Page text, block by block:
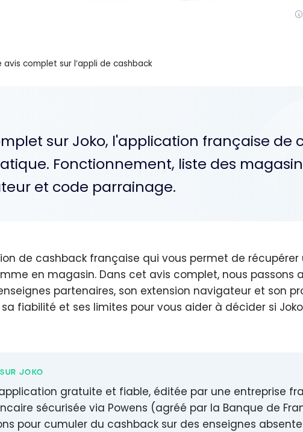
avis complet sur l’appli de cashback
sur Joko, l'application française de
Fonctionnement, liste des
et code parrainage.
de cashback française qui vous permet de récupérer
en magasin. Dans cet avis complet, nous passons
partenaires, son extension navigateur et son
fiabilité et ses limites pour vous aider à décider si
JOKO
gratuite et fiable, éditée par une entreprise
sécurisée via Powens (agréé par la Banque de
pour cumuler du cashback sur des enseignes